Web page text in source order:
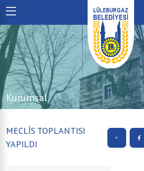
Kurumsal
MECLİS TOPLANTISI
YAPILDI